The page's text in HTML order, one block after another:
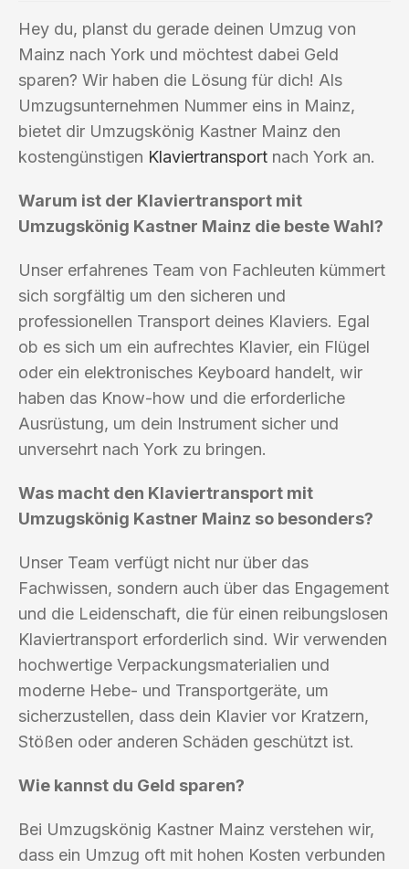
Hey du, planst du gerade deinen Umzug von
Mainz nach York und möchtest dabei Geld
sparen? Wir haben die Lösung für dich! Als
Umzugsunternehmen Nummer eins in Mainz,
bietet dir Umzugskönig Kastner Mainz den
kostengünstigen Klaviertransport nach York an.
Warum ist der Klaviertransport mit
Umzugskönig Kastner Mainz die beste Wahl?
Unser erfahrenes Team von Fachleuten kümmert
sich sorgfältig um den sicheren und
professionellen Transport deines Klaviers. Egal
ob es sich um ein aufrechtes Klavier, ein Flügel
oder ein elektronisches Keyboard handelt, wir
haben das Know-how und die erforderliche
Ausrüstung, um dein Instrument sicher und
unversehrt nach York zu bringen.
Was macht den Klaviertransport mit
Umzugskönig Kastner Mainz so besonders?
Unser Team verfügt nicht nur über das
Fachwissen, sondern auch über das Engagement
und die Leidenschaft, die für einen reibungslosen
Klaviertransport erforderlich sind. Wir verwenden
hochwertige Verpackungsmaterialien und
moderne Hebe- und Transportgeräte, um
sicherzustellen, dass dein Klavier vor Kratzern,
Stößen oder anderen Schäden geschützt ist.
Wie kannst du Geld sparen?
Bei Umzugskönig Kastner Mainz verstehen wir,
dass ein Umzug oft mit hohen Kosten verbunden